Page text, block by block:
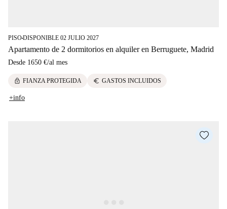
PISO■DISPONIBLE 02 JULIO 2027
Apartamento de 2 dormitorios en alquiler en Berruguete, Madrid
Desde 1650 €/al mes
lock FIANZA PROTEGIDA euro GASTOS INCLUIDOS
+info